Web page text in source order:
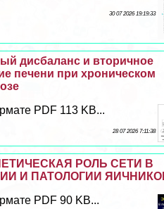
30 07 2026 19:19:33
дисбаланс и вторичное
печени при хроническом
PDF 113 KB...
28 07 2026 7:11:38
РОЛЬ СЕТИ В
И ПАТОЛОГИИ
PDF 90 KB...